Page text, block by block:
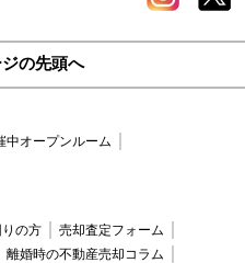
の先頭へ
中オープンルーム
の方
売却査定フォーム
離婚時の不動産売却コラム